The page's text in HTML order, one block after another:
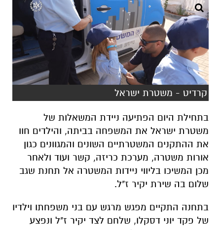
קרדיט - משטרת ישראל
בתחילת היום הפתיעה ניידת המשאלות של
משטרת ישראל את המשפחה בביתה, והילדים חוו
את ההתקנים המשטרתיים השונים והמגוונים כגון
אורות משטרה, מערכת כריזה, קשר ועוד ולאחר
מכן המשיכו בליווי ניידות המשטרה אל תחנת שגב
שלום בה שירת יקיר ז"ל.
בתחנה התקיים מפגש מרגש עם בני משפחתו וילדיו
של פקד יוני דסקלו, שלחם לצד יקיר ז"ל ונפצע